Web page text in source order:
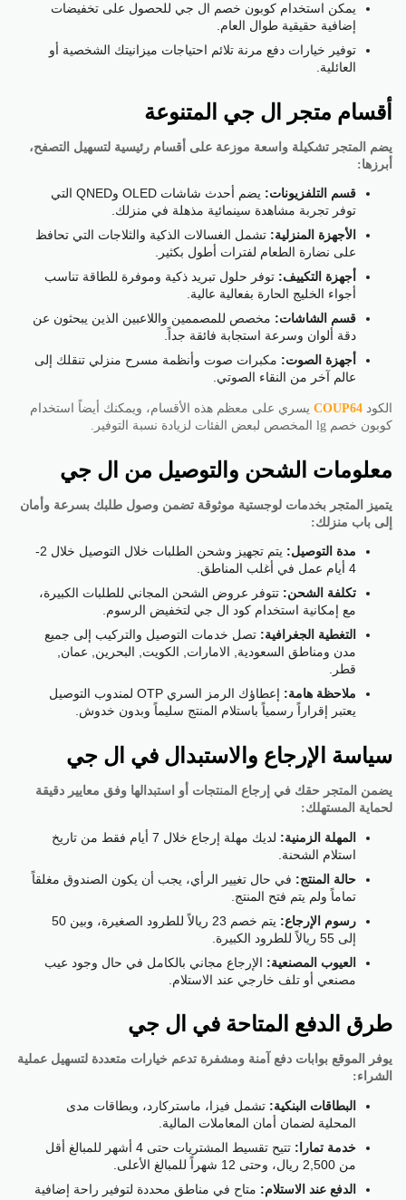
يمكن استخدام كوبون خصم ال جي للحصول على تخفيضات
إضافية حقيقية طوال العام.
توفير خيارات دفع مرنة تلائم احتياجات ميزانيتك الشخصية أو
العائلية.
أقسام متجر ال جي المتنوعة
يضم المتجر تشكيلة واسعة موزعة على أقسام رئيسية لتسهيل التصفح،
أبرزها:
قسم التلفزيونات:
يضم أحدث شاشات OLED وQNED التي
توفر تجربة مشاهدة سينمائية مذهلة في منزلك.
الأجهزة المنزلية: تشمل الغسالات الذكية والثلاجات التي تحافظ
على نضارة الطعام لفترات أطول بكثير.
أجهزة التكييف: توفر حلول تبريد ذكية وموفرة للطاقة تناسب
أجواء الخليج الحارة بفعالية عالية.
قسم الشاشات: مخصص للمصممين واللاعبين الذين يبحثون عن
دقة ألوان وسرعة استجابة فائقة جداً.
أجهزة الصوت: مكبرات صوت وأنظمة مسرح منزلي تنقلك إلى
عالم آخر من النقاء الصوتي.
الكود COUP64 يسري على معظم هذه الأقسام، ويمكنك أيضاً استخدام
كوبون خصم lg المخصص لبعض الفئات لزيادة نسبة التوفير.
معلومات الشحن والتوصيل من ال جي
يتميز المتجر بخدمات لوجستية موثوقة تضمن وصول طلبك بسرعة وأمان
إلى باب منزلك:
مدة التوصيل:
يتم تجهيز وشحن الطلبات خلال التوصيل خلال 2-
4 أيام عمل في أغلب المناطق.
تكلفة الشحن: تتوفر عروض الشحن المجاني للطلبات الكبيرة،
مع إمكانية استخدام كود ال جي لتخفيض الرسوم.
التغطية الجغرافية: تصل خدمات التوصيل والتركيب إلى جميع
مدن ومناطق السعودية, الامارات, الكويت, البحرين, عمان,
قطر.
ملاحظة هامة:
إعطاؤك الرمز السري OTP لمندوب التوصيل
يعتبر إقراراً رسمياً باستلام المنتج سليماً وبدون خدوش.
سياسة الإرجاع والاستبدال في ال جي
يضمن المتجر حقك في إرجاع المنتجات أو استبدالها وفق معايير دقيقة
لحماية المستهلك:
المهلة الزمنية:
لديك مهلة إرجاع خلال 7 أيام فقط من تاريخ
استلام الشحنة.
حالة المنتج: في حال تغيير الرأي، يجب أن يكون الصندوق مغلقاً
تماماً ولم يتم فتح المنتج.
رسوم الإرجاع:
يتم خصم 23 ريالاً للطرود الصغيرة، وبين 50
إلى 55 ريالاً للطرود الكبيرة.
العيوب المصنعية: الإرجاع مجاني بالكامل في حال وجود عيب
مصنعي أو تلف خارجي عند الاستلام.
طرق الدفع المتاحة في ال جي
يوفر الموقع بوابات دفع آمنة ومشفرة تدعم خيارات متعددة لتسهيل عملية
الشراء:
البطاقات البنكية: تشمل فيزا، ماستركارد، وبطاقات مدى
المحلية لضمان أمان المعاملات المالية.
خدمة تمارا:
تتيح تقسيط المشتريات حتى 4 أشهر للمبالغ أقل
من 2,500 ريال، وحتى 12 شهراً للمبالغ الأعلى.
الدفع عند الاستلام: متاح في مناطق محددة لتوفير راحة إضافية